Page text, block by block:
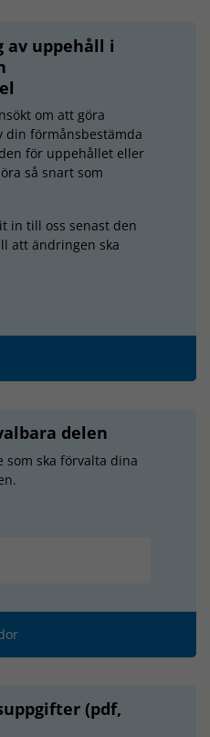
av uppehåll i
om att göra
förmånsbestämda
för uppehållet eller
så snart som
in till oss senast den
att ändringen ska
delen
som ska förvalta dina
(pdf,